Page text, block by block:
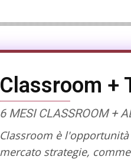
Classroom +
6 MESI CLASSROOM +
Classroom è
mercato strategie,